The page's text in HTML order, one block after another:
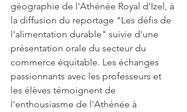
géographie de l'Athénée Royal d'Izel, à
la diffusion du reportage "Les défis de
l'alimentation durable" suivie d'une
présentation orale du secteur du
commerce équitable. Les échanges
passionnants avec les professeurs et
les élèves témoignent de
l'enthousiasme de l'Athénée à